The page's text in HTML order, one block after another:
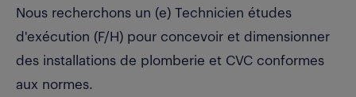
Nous recherchons un (e) Technicien études
d'exécution (F/H) pour concevoir et dimensionner
des installations de plomberie et CVC conformes
aux normes.